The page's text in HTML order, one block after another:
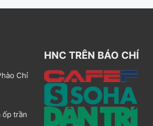
Chỉ
ốp trần
HNC TRÊN BÁO CHÍ